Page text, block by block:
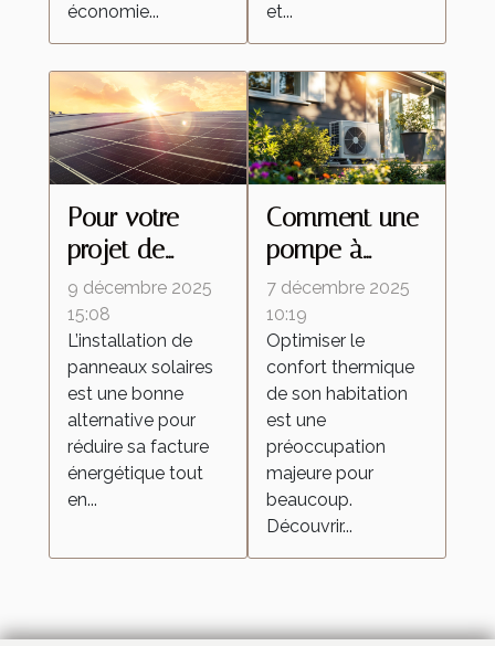
économie...
et...
Pour votre
projet de
panneaux
solaires en
région PACA,
contactez
cette
entreprise RGE
!
9 décembre 2025
15:08
L’installation de
panneaux solaires
est une bonne
alternative pour
réduire sa facture
énergétique tout
en...
Comment une
pompe à
chaleur air-air
optimise-t-elle
votre confort
thermique ?
7 décembre 2025
10:19
Optimiser le
confort thermique
de son habitation
est une
préoccupation
majeure pour
beaucoup.
Découvrir...